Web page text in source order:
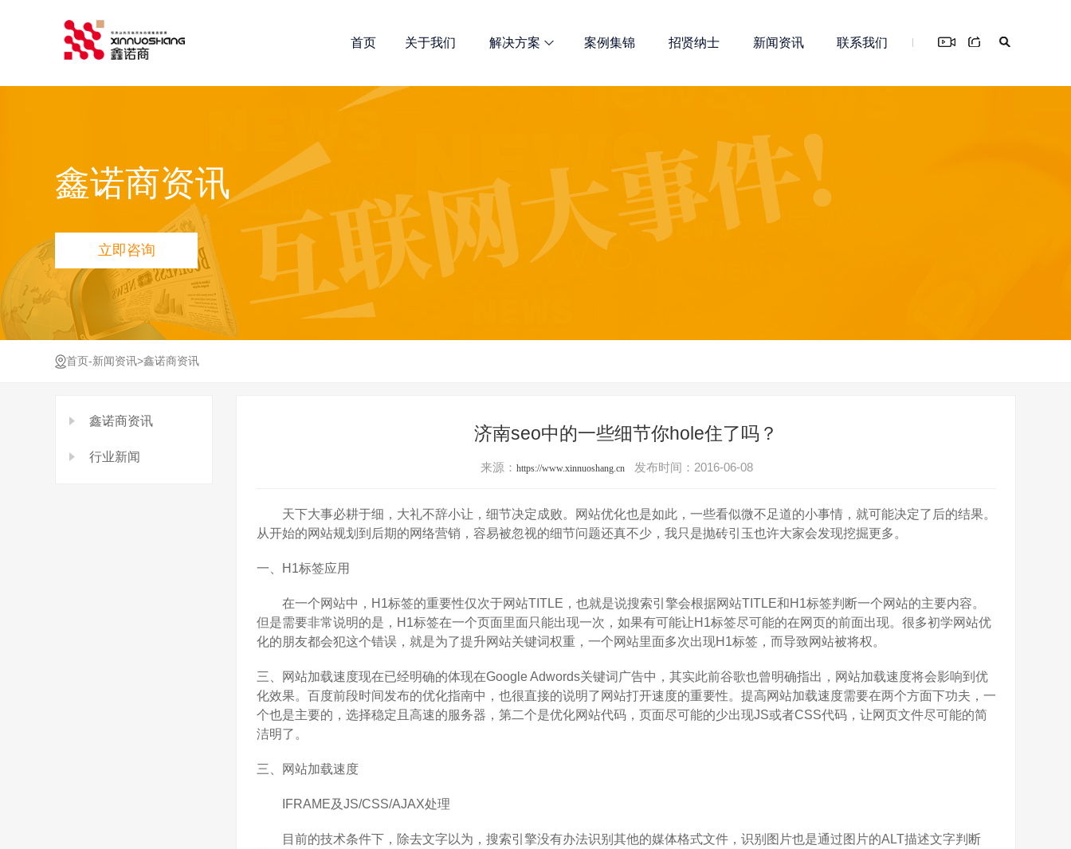
首页 关于我们 解决方案 案例集锦 招贤纳士 新闻资讯 联系我们
小程序定制开发 网站优化
鑫诺商多维解决方案 总有一款适合您！
网站品宣打造方案 全网宣传解决方案 定制开发解决方案
鑫诺商资讯
立即咨询
首页 -新闻资讯>鑫诺商资讯
鑫诺商资讯
行业新闻
济南seo中的一些细节你hole住了吗？
来源： https://www.xinnuoshang.cn发布时间：2016-06-08
天下大事必耕于细，大礼不辞小让，细节决定成败。网站优化也是如此，一些看似微不足道的小事情，就可能决定了后的结果。
从开始的网站规划到后期的网络营销，容易被忽视的细节问题还真不少，我只是抛砖引玉也许大家会发现挖掘更多。
一、H1标签应用
在一个网站中，H1标签的重要性仅次于网站TITLE，也就是说搜索引擎会根据网站TITLE和H1标签判断一个网站的主要内容。
但是需要非常说明的是，H1标签在一个页面里面只能出现一次，如果有可能让H1标签尽可能的在网页的前面出现。很多初学网站优
化的朋友都会犯这个错误，就是为了提升网站关键词权重，一个网站里面多次出现H1标签，而导致网站被将权。
三、网站加载速度现在已经明确的体现在Google Adwords关键词广告中，其实此前谷歌也曾明确指出，网站加载速度将会影响到优
化效果。百度前段时间发布的优化指南中，也很直接的说明了网站打开速度的重要性。提高网站加载速度需要在两个方面下功夫，一
个也是主要的，选择稳定且高速的服务器，第二个是优化网站代码，页面尽可能的少出现JS或者CSS代码，让网页文件尽可能的简
洁明了。
三、网站加载速度
IFRAME及JS/CSS/AJAX处理
目前的技术条件下，除去文字以为，搜索引擎没有办法识别其他的媒体格式文件，识别图片也是通过图片的ALT描述文字判断